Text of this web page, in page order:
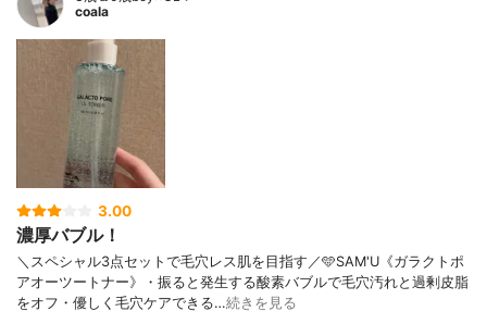
coala
3.00
濃厚バブル！
＼スペシャル3点セットで毛穴レス肌を目指す／🩵SAM'U《ガラクトポ
アオーツートナー》・振ると発生する酸素バブルで毛穴汚れと過剰皮脂
をオフ・優しく毛穴ケアできる…続きを見る